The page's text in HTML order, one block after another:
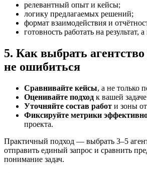
релевантный опыт и кейсы;
логику предлагаемых решений;
формат взаимодействия и
готовность работать на результат,
5. Как выбрать
не ошибиться
Сравнивайте кейсы, а не только
Оценивайте подход к вашей
Уточняйте состав работ и зоны
Фиксируйте метрики
проекта.
Практичный подход — выбрать 3–5
отправить единый запрос и сравнить
понимание задач.